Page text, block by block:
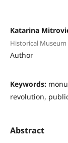
Katarina
Historical Museum
Author
Keywords:
revolution,
Abstract